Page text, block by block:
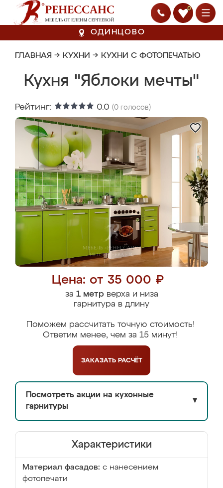
0
ОДИНЦОВО
ГЛАВНАЯ → КУХНИ → КУХНИ С ФОТОПЕЧАТЬЮ
Кухня "Яблоки мечты"
Рейтинг: 0.0 (0 голосов)
Цена: от 35 000 ₽
за 1 метрверха и низа
гарнитура в длину
Поможем рассчитать точную стоимость!
Ответим менее, чем за 15 минут!
ЗАКАЗАТЬ РАСЧЁТ
Посмотреть акции на кухонные
гарнитуры
▼
Характеристики
Материал фасадов: с нанесением
фотопечати